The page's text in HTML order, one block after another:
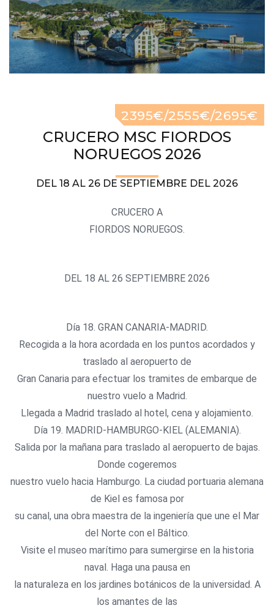
CRUCERO MSC FIORDOS
NORUEGOS 2026
DEL 18 AL 26 DE SEPTIEMBRE DEL 2026
2395€/2555€/2695€
CRUCERO A
FIORDOS NORUEGOS.
DEL 18 AL 26 SEPTIEMBRE 2026
Día 18. GRAN CANARIA-MADRID.
Recogida a la hora acordada en los puntos acordados y
traslado al aeropuerto de
Gran Canaria para efectuar los tramites de embarque de
nuestro vuelo a Madrid.
Llegada a Madrid traslado al hotel, cena y alojamiento.
Día 19. MADRID-HAMBURGO-KIEL (ALEMANIA).
Salida por la mañana para traslado al aeropuerto de bajas.
Donde cogeremos
nuestro vuelo hacia Hamburgo. La ciudad portuaria alemana
de Kiel es famosa por
su canal, una obra maestra de la ingeniería que une el Mar
del Norte con el Báltico.
Visite el museo marítimo para sumergirse en la historia
naval. Haga una pausa en
la naturaleza en los jardines botánicos de la universidad. A
los amantes de las